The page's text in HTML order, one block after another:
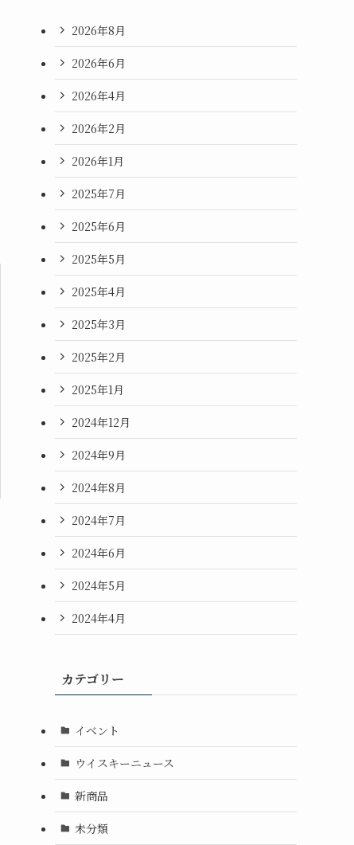
2026年8月
2026年6月
2026年4月
2026年2月
2026年1月
2025年7月
2025年6月
2025年5月
2025年4月
2025年3月
2025年2月
2025年1月
2024年12月
2024年9月
2024年8月
2024年7月
2024年6月
2024年5月
2024年4月
カテゴリー
イベント
ウイスキーニュース
新商品
未分類